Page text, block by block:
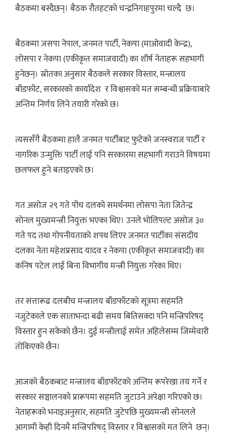
बैठकमा बस्दैछन्। बैठक रौतहटको चन्द्रनिगाहपुरमा चल्दै छ।
बैठकमा जसपा नेपाल, जनमत पार्टी, नेकपा (माओवादी केन्द्र),
लोसपा र नेकपा (एकीकृत समाजवादी) का शीर्ष नेताहरू सहभागी
हुनेछन्। स्रोतका अनुसार बैठकले सरकार विस्तार, मन्त्रालय
बाँडफाँट, सरकारको कार्यादेश र विश्वासको मत सम्बन्धी प्रक्रियाबारे
अन्तिम निर्णय लिने तयारी गरेको छ।
त्यससँगै बैठकमा हालै जनमत पार्टीबाट फुटेको जनस्वराज पार्टी र
नागरिक उन्मुक्ति पार्टी लाई पनि सरकारमा सहभागी गराउने विषयमा
छलफल हुने बताइएको छ।
गत असोज २९ गते पाँच दलको समर्थनमा लोसपा नेता जितेन्द्र
सोनल मुख्यमन्त्री नियुक्त भएका थिए। उनले भोलिपल्ट असोज ३०
गते पद तथा गोपनीयताको शपथ लिएर जनमत पार्टीका संसदीय
दलका नेता महेशप्रसाद यादव र नेकपा (एकीकृत समाजवादी) का
कनिष पटेल लाई बिना विभागीय मन्त्री नियुक्त गरेका थिए।
तर सत्तारूढ दलबीच मन्त्रालय बाँडफाँटको सूत्रमा सहमति
नजुटेकाले एक साताभन्दा बढी समय बितिसक्दा पनि मन्त्रिपरिषद्
विस्तार हुन सकेको छैन। दुई मन्त्रीलाई समेत अहिलेसम्म जिम्मेवारी
तोकिएको छैन।
आजको बैठकबाट मन्त्रालय बाँडफाँटको अन्तिम रूपरेखा तय गर्ने र
सरकार सञ्चालनको प्रारूपमा सहमति जुटाउने अपेक्षा गरिएको छ।
नेताहरूको भनाइअनुसार, सहमति जुटेपछि मुख्यमन्त्री सोनलले
आगामी केही दिनमै मन्त्रिपरिषद् विस्तार र विश्वासको मत लिने छन्।